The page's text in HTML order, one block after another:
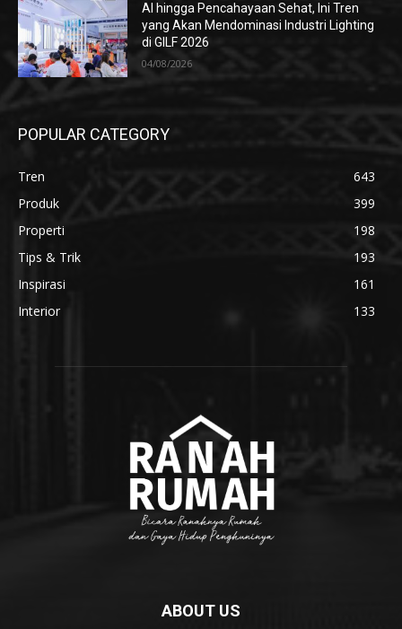
AI hingga Pencahayaan Sehat, Ini Tren
yang Akan Mendominasi Industri Lighting
di GILF 2026
04/08/2026
POPULAR CATEGORY
Tren
643
Produk
399
Properti
198
Tips & Trik
193
Inspirasi
161
Interior
133
ABOUT US